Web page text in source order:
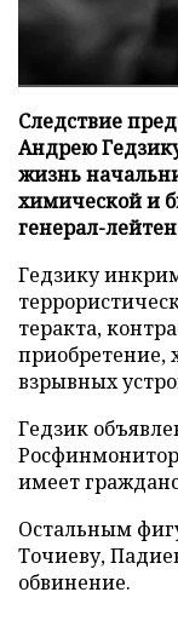
Следствие
Андрею
жизнь
химической и
генерал-
Гедзику
теракта,
приобретение,
взрывных
Гедзик
имеет
Остальным
Точиеву,
обвинение.